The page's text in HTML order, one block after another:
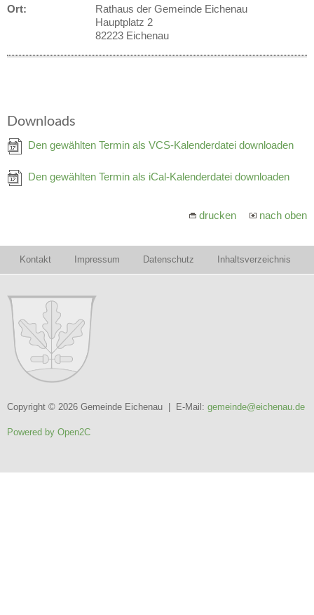
Ort:
Rathaus der Gemeinde Eichenau
Hauptplatz 2
82223 Eichenau
Downloads
Den gewählten Termin als VCS-Kalenderdatei downloaden
Den gewählten Termin als iCal-Kalenderdatei downloaden
drucken nach oben
Kontakt Impressum Datenschutz Inhaltsverzeichnis
Copyright © 2026 Gemeinde Eichenau | E-Mail: gemeinde@eichenau.de
Powered by Open2C